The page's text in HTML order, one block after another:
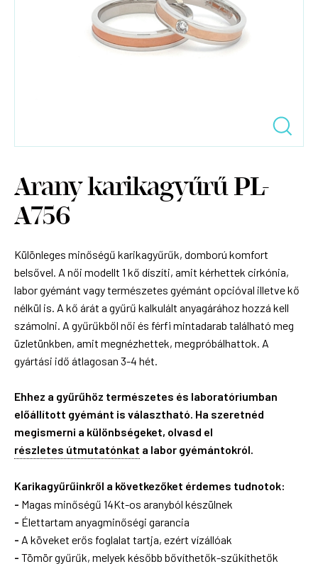
Arany karikagyűrű PL-
A756
Különleges minőségű karikagyűrűk, domború komfort
belsővel. A női modellt 1 kő díszíti, amit kérhettek cirkónia,
labor gyémánt vagy természetes gyémánt opcióval illetve kő
nélkül is. A kő árát a gyűrű kalkulált anyagárához hozzá kell
számolni. A gyűrűkből női és férfi mintadarab található meg
üzletünkben, amit megnézhettek, megpróbálhattok. A
gyártási idő átlagosan 3-4 hét.
Ehhez a gyűrűhöz természetes és laboratóriumban
előállított gyémánt is választható. Ha szeretnéd
megismerni a különbségeket, olvasd el
részletes útmutatónkat a labor gyémántokról.
Karikagyűrűinkről a következőket érdemes tudnotok:
- Magas minőségű 14Kt-os aranyból készülnek
- Élettartam anyagminőségi garancia
- A köveket erős foglalat tartja, ezért vízállóak
- Tömör gyűrűk, melyek később bővíthetők-szűkíthetők